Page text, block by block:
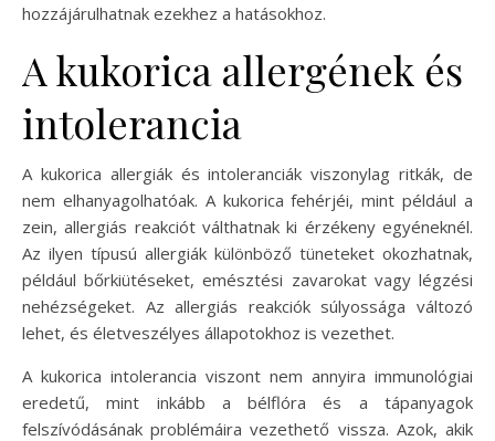
hozzájárulhatnak ezekhez a hatásokhoz.
A kukorica allergének és
intolerancia
A kukorica allergiák és intoleranciák viszonylag ritkák, de
nem elhanyagolhatóak. A kukorica fehérjéi, mint például a
zein, allergiás reakciót válthatnak ki érzékeny egyéneknél.
Az ilyen típusú allergiák különböző tüneteket okozhatnak,
például bőrkiütéseket, emésztési zavarokat vagy légzési
nehézségeket. Az allergiás reakciók súlyossága változó
lehet, és életveszélyes állapotokhoz is vezethet.
A kukorica intolerancia viszont nem annyira immunológiai
eredetű, mint inkább a bélflóra és a tápanyagok
felszívódásának problémáira vezethető vissza. Azok, akik